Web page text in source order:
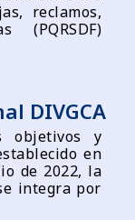
reclamos,
(PQRSDF)
DIVGCA
objetivos y
en
de 2022, la
integra por